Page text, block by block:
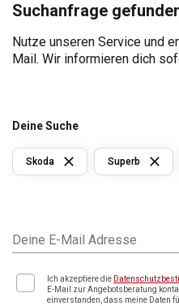
Suchanfrage
Nutze unseren Service und
Mail. Wir informieren dich
Deine Suche
Skoda Superb
Deine E-Mail Adresse
Ich akzeptiere die
E-Mail zur Angebotsberatung
einverstanden, dass meine Daten